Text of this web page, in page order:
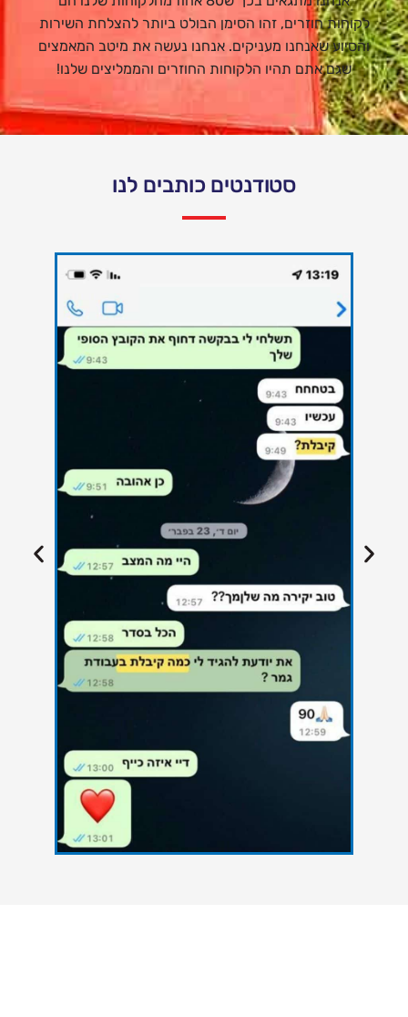
לקוחות חוזרים, זהו הסימן הבולט ביותר להצלחת השירות
והסיוע שאנחנו מעניקים. אנחנו נעשה את מיטב המאמצים
שגם אתם תהיו הלקוחות החוזרים והממליצים שלנו!
סטודנטים כותבים לנו